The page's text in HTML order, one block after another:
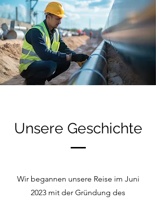
Unsere Geschichte
Wir begannen unsere Reise im Juni
2023 mit der Gründung des